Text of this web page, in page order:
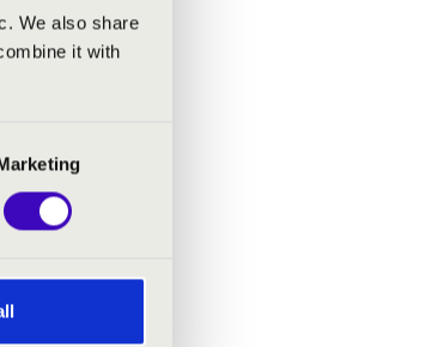
We also share
it with